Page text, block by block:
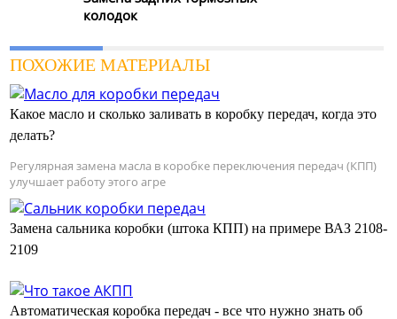
колодок
ПОХОЖИЕ МАТЕРИАЛЫ
Какое масло и сколько заливать в коробку передач, когда это
делать?
Регулярная замена масла в коробке переключения передач (КПП)
улучшает работу этого агре
Замена сальника коробки (штока КПП) на примере ВАЗ 2108-
2109
Автоматическая коробка передач - все что нужно знать об